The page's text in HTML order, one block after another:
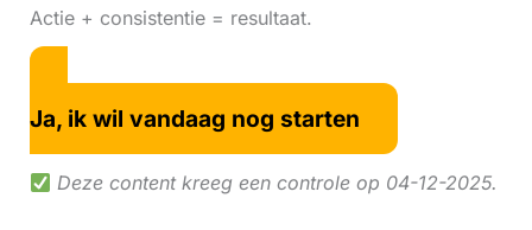
Actie + consistentie = resultaat.
Ja, ik wil vandaag nog starten
Deze content kreeg een controle op 04-12-2025.